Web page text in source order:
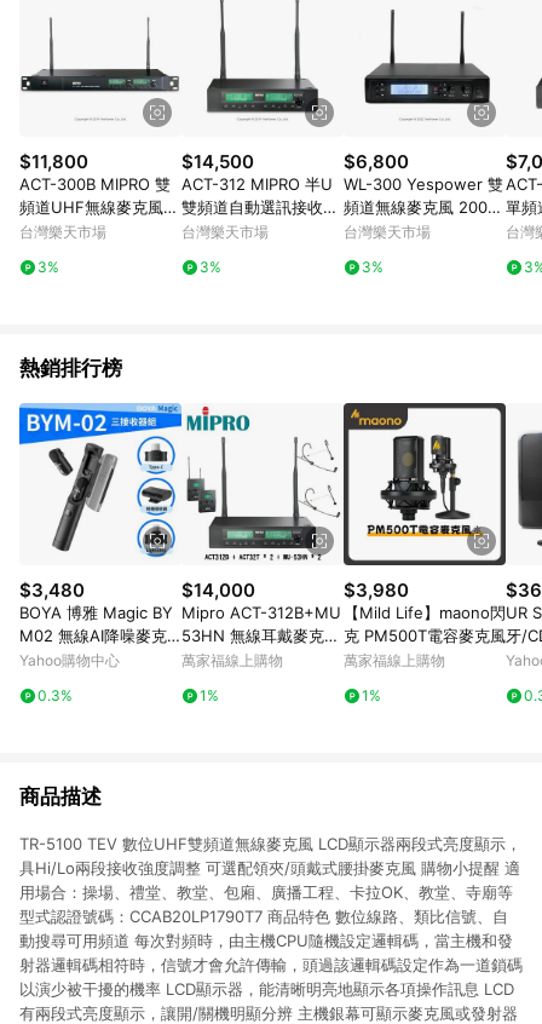
使用APP、或中途瀏覽比價網、回饋網、Google等其他網頁、或
由網頁版(電腦版/手機版網頁)切換為App都將會造成追蹤中斷而
無法進行 LINE POINTS 回饋。 (5) LINE 購物為購物資訊整合性
平台，商品資料更新會有時間差，如顯示之商品規格、顏色、價
位、贈品與台灣樂天市場銷售網頁不符，以銷售網頁標示為準。
(6) 導購訂單已逾 365 天，根據台灣樂天回饋規定，逾期訂單將
不符合回饋資格。 (7) 若上述或其他原因，致使消費者無接收到
點數回饋或點數回饋有爭議，台灣樂天市場保有更改條款與法律
追訴之權利，活動詳情以樂天市場網站公告為準。
$11,800
ACT-300B MIPRO 雙
頻道UHF無線麥克風/2
組原廠耳掛麥克風/一
台灣樂天市場
3%
$14,500
ACT-312 MIPRO 半U
雙頻道自動選訊接收
機/2組原廠耳掛麥克
台灣樂天市場
3%
$6,800
WL-300 Yespower 雙
頻道無線麥克風 200頻
道選擇/高傳真/抗干擾
去除雜音/雙天線
台灣樂天市場
3%
單頻
機/
造
台灣
熱銷排行榜
$3,480
BOYA 博雅 Magic BY
M02 無線AI降噪麥克
風(Type-C 相機 Light
音 拍片採訪 錄音室)
Yahoo購物中心
0.3%
$14,000
Mipro ACT-312B+MU
53HN 無線耳戴麥克風
組 (兩支麥克風款)【敦
萬家福線上購物
1%
$3,980
【Mild Life】maono閃
克 PM500T電容麥克風
萬家福線上購物
1%
UR
牙/
動式
商品描述
TR-5100 TEV 數位UHF雙頻道無線麥克風 LCD顯示器兩段式亮度顯示，
具Hi/Lo兩段接收強度調整 可選配領夾/頭戴式腰掛麥克風 購物小提醒 適
用場合：操場、禮堂、教堂、包廂、廣播工程、卡拉OK、教堂、寺廟等
型式認證號碼：CCAB20LP1790T7 商品特色 數位線路、類比信號、自
動搜尋可用頻道 每次對頻時，由主機CPU隨機設定邏輯碼，當主機和發
射器邏輯碼相符時，信號才會允許傳輸，頭過該邏輯碼設定作為一道鎖碼
以演少被干擾的機率 LCD顯示器，能清晰明亮地顯示各項操作訊息 LCD
有兩段式亮度顯示，讓開/關機明顯分辨 主機銀幕可顯示麥克風或發射器